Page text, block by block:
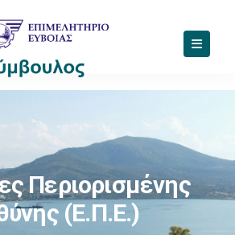
Περιορισμένης
(Ε.Π.Ε.)